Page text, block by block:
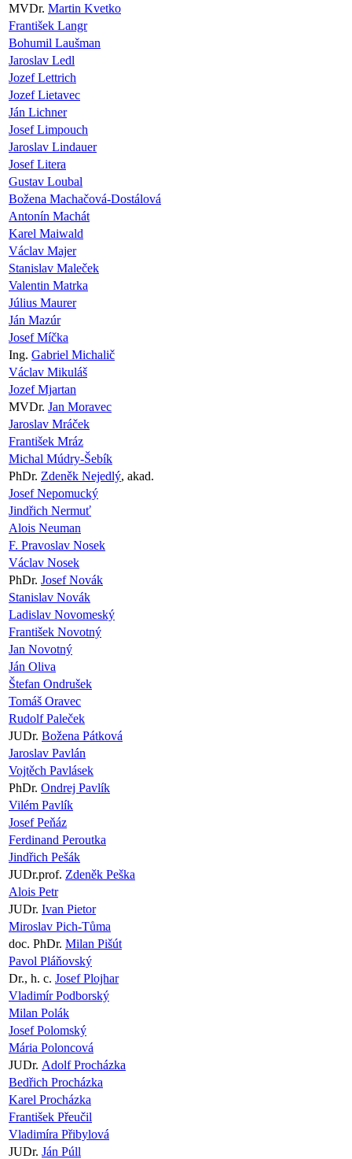
MVDr. Martin Kvetko
František Langr
Bohumil Laušman
Jaroslav Ledl
Jozef Lettrich
Jozef Lietavec
Ján Lichner
Josef Limpouch
Jaroslav Lindauer
Josef Litera
Gustav Loubal
Božena Machačová-Dostálová
Antonín Machát
Karel Maiwald
Václav Majer
Stanislav Maleček
Valentin Matrka
Július Maurer
Ján Mazúr
Josef Míčka
Ing. Gabriel Michalič
Václav Mikuláš
Jozef Mjartan
MVDr. Jan Moravec
Jaroslav Mráček
František Mráz
Michal Múdry-Šebík
PhDr. Zdeněk Nejedlý, akad.
Josef Nepomucký
Jindřich Nermuť
Alois Neuman
F. Pravoslav Nosek
Václav Nosek
PhDr. Josef Novák
Stanislav Novák
Ladislav Novomeský
František Novotný
Jan Novotný
Ján Oliva
Štefan Ondrušek
Tomáš Oravec
Rudolf Paleček
JUDr. Božena Pátková
Jaroslav Pavlán
Vojtěch Pavlásek
PhDr. Ondrej Pavlík
Vilém Pavlík
Josef Peňáz
Ferdinand Peroutka
Jindřich Pešák
JUDr.prof. Zdeněk Peška
Alois Petr
JUDr. Ivan Pietor
Miroslav Pich-Tůma
doc. PhDr. Milan Pišút
Pavol Pláňovský
Dr., h. c. Josef Plojhar
Vladimír Podborský
Milan Polák
Josef Polomský
Mária Poloncová
JUDr. Adolf Procházka
Bedřich Procházka
Karel Procházka
František Přeučil
Vladimíra Přibylová
JUDr. Ján Púll